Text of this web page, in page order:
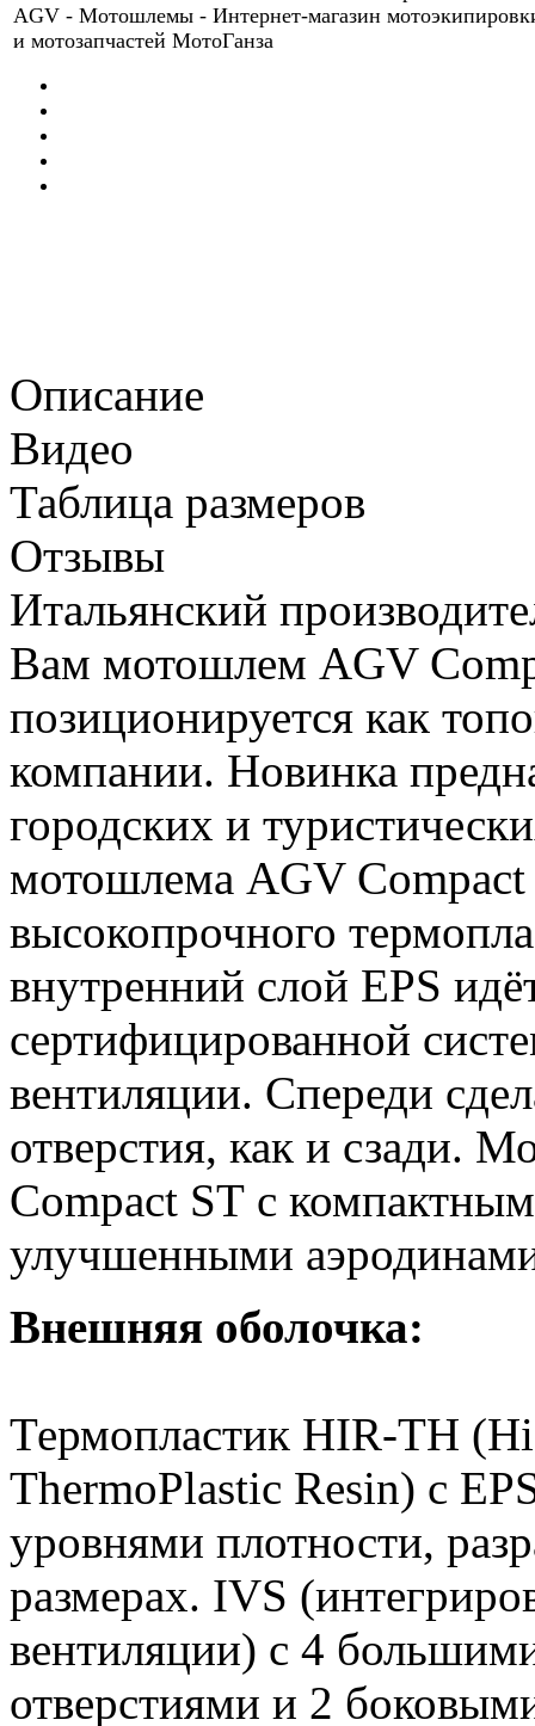
Описание
Видео
Таблица размеров
Отзывы
Итальянский
Вам мотошлем AGV
позиционируется как
компании. Новинка
городских и
мотошлема AGV Compact
высокопрочного
внутренний слой EPS
сертифицированной
вентиляции. Спереди
отверстия, как и сзади.
Compact ST с
улучшенными
Внешняя оболочка:
Термопластик HIR-TH
ThermoPlastic Resin) с
уровнями плотности,
размерах. IVS
вентиляции) с 4
отверстиями и 2